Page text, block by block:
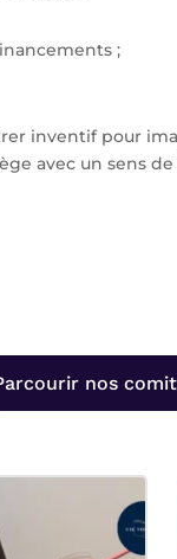
;
inventif pour
avec un sens de
nos